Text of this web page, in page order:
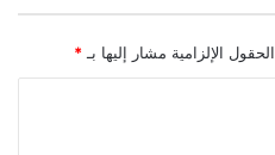
الحقول الإلزامية مشار إليها بـ *